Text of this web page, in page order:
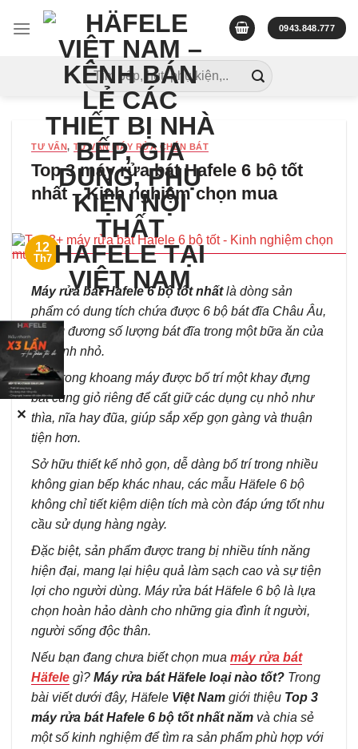
0943.848.777
Tìm
kiếm:
TƯ VẤN, TƯ VẤN MÁY RỬA CHÉN BÁT
Top 3 máy rửa bát Hafele 6 bộ tốt
nhất – Kinh nghiệm chọn mua
12
Th7
Máy rửa bát Hafele 6 bộ tốt nhấtlà dòng sản
phẩm có dung tích chứa được 6 bộ bát đĩa Châu Âu,
tương đương số lượng bát đĩa trong một bữa ăn của
gia đình nhỏ.
Bên trong khoang máy được bố trí một khay đựng
bát cùng giỏ riêng để cất giữ các dụng cụ nhỏ như
thìa, nĩa hay đũa, giúp sắp xếp gọn gàng và thuận
tiện hơn.
Sở hữu thiết kế nhỏ gọn, dễ dàng bố trí trong nhiều
không gian bếp khác nhau, các mẫu Häfele 6 bộ
không chỉ tiết kiệm diện tích mà còn đáp ứng tốt nhu
cầu sử dụng hàng ngày.
Đặc biệt, sản phẩm được trang bị nhiều tính năng
hiện đại, mang lại hiệu quả làm sạch cao và sự tiện
lợi cho người dùng. Máy rửa bát Häfele 6 bộ là lựa
chọn hoàn hảo dành cho những gia đình ít người,
người sống độc thân.
Nếu bạn đang chưa biết chọn mua máy rửa bát
Häfele gì? Máy rửa bát Häfele loại nào tốt? Trong
bài viết dưới đây, Häfele Việt Nam giới thiệu Top 3
máy rửa bát Hafele 6 bộ tốt nhất năm và chia sẻ
một số kinh nghiệm để tìm ra sản phẩm phù hợp với
✕